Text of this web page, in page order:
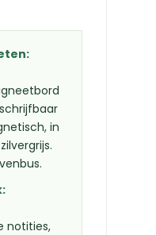
in
notities,